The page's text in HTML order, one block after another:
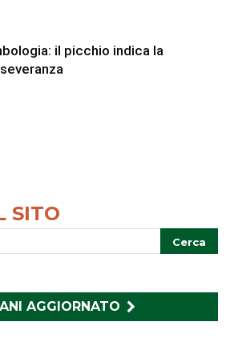
il picchio indica la
SITO
AGGIORNATO